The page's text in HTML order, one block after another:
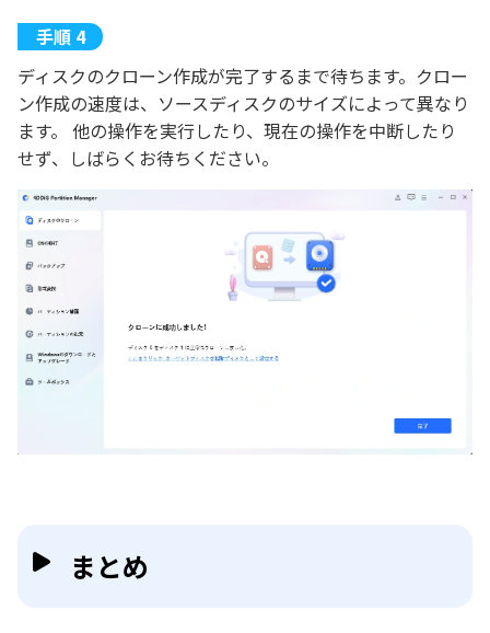
ディスクのクローン作成が完了するまで待ちます。クロー
ン作成の速度は、ソースディスクのサイズによって異なり
ます。 他の操作を実行したり、現在の操作を中断したり
せず、しばらくお待ちください。
まとめ